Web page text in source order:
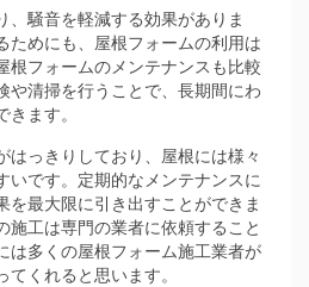
、騒音を軽減する効果がありま
ためにも、屋根フォームの利用は
根フォームのメンテナンスも比較
や清掃を行うことで、長期間にわ
ます。
はっきりしており、屋根には様々
いです。定期的なメンテナンスに
を最大限に引き出すことができま
施工は専門の業者に依頼すること
は多くの屋根フォーム施工業者が
くれると思います。